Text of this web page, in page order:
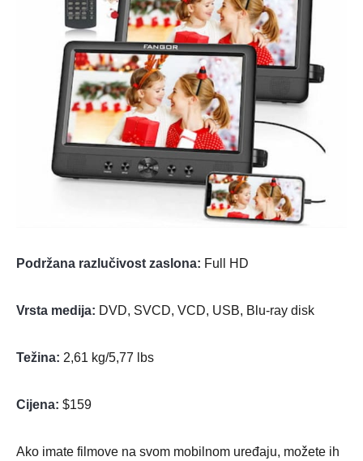
Podržana razlučivost zaslona: Full HD
Vrsta medija: DVD, SVCD, VCD, USB, Blu-ray disk
Težina: 2,61 kg/5,77 lbs
Cijena: $159
Ako imate filmove na svom mobilnom uređaju, možete ih